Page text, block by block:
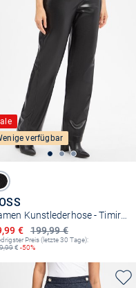
verfügbar
Damen Kunstlederhose - Timiras
199,99 €
Preis
€
Preis (letzte 30 Tage):
€ -50%